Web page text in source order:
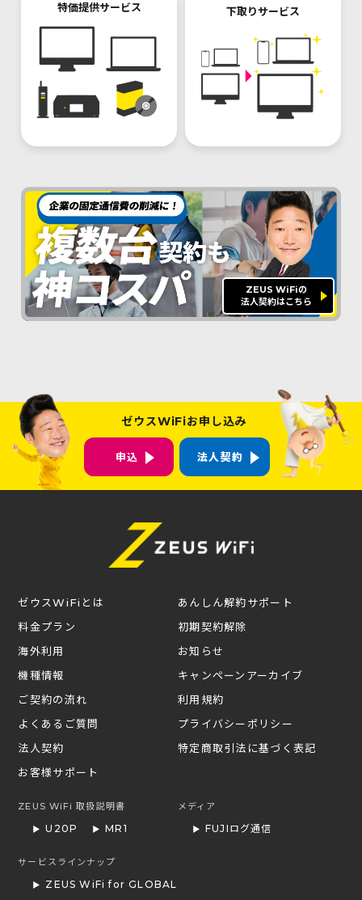
特価提供サービス 下取りサービス
ZEUS WiFiの
法人契約はこちら
ゼウスWiFiお申し込み
申込 法人契約
ゼウスWiFiとは
料金プラン
海外利用
機種情報
ご契約の流れ
よくあるご質問
法人契約
お客様サポート
あんしん解約サポート
初期契約解除
お知らせ
キャンペーンアーカイブ
利用規約
プライバシーポリシー
特定商取引法に基づく表記
ZEUS WiFi 取扱説明書
U20P MR1
メディア
FUJIログ通信
サービスラインナップ
ZEUS WiFi for GLOBAL